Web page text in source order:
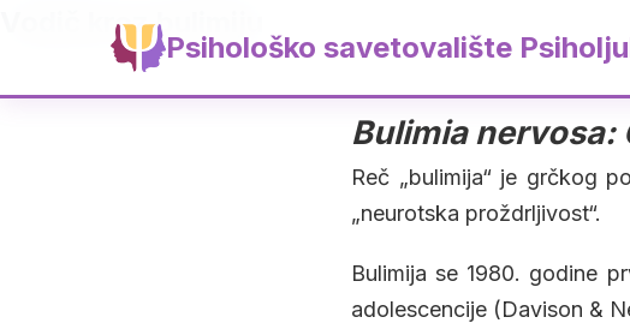
Psihološko savetovalište
Vodič kroz bulimiju
Bulimia nervosa:
Reč „bulimija“ je grčkog
„neurotska proždrljivost“.
Bulimija se 1980. godine
adolescencije (Davison &